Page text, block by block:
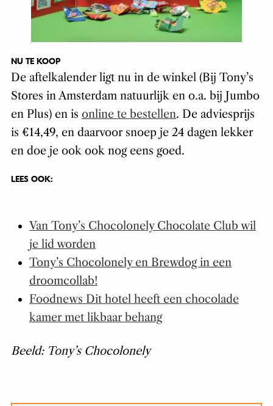
NU TE KOOP
De aftelkalender ligt nu in de winkel (Bij Tony’s
Stores in Amsterdam natuurlijk en o.a. bij Jumbo
en Plus) en is online te bestellen. De adviesprijs
is €14,49, en daarvoor snoep je 24 dagen lekker
en doe je ook ook nog eens goed.
LEES OOK:
Van Tony’s Chocolonely Chocolate Club wil
je lid worden
Tony’s Chocolonely en Brewdog in een
droomcollab!
Foodnews Dit hotel heeft een chocolade
kamer met likbaar behang
Beeld: Tony’s Chocolonely